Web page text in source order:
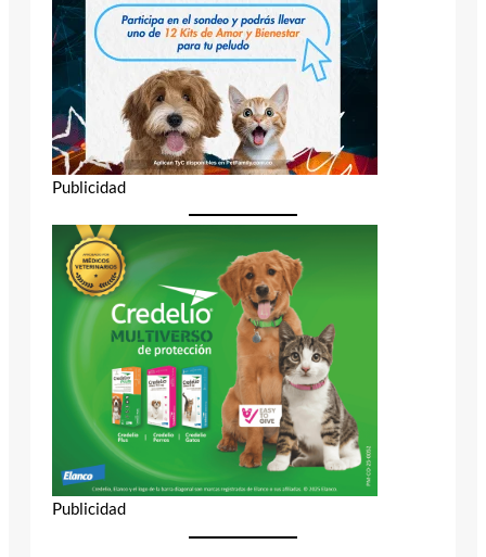
Publicidad
Publicidad